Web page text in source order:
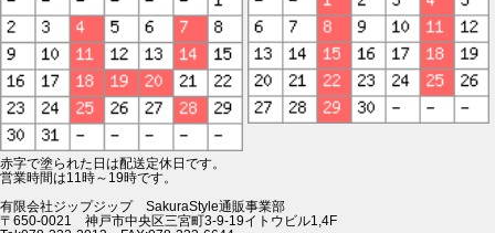
赤字で塗られた日は配送定休日です。
営業時間は11時～19時です。
有限会社ジップジップ SakuraStyle通販事業部
〒650-0021 神戸市中央区三宮町3-9-19イトウビル1,4F